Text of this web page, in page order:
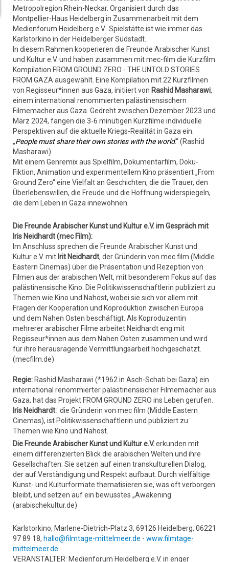
Metropolregion Rhein-Neckar. Organisiert durch das
Montpellier-Haus Heidelberg in Zusammenarbeit mit dem
Medienforum Heidelberg e.V.. Spielstätte ist wie immer das
Karlstorkino in der Heidelberger Südstadt.
In diesem Rahmen kooperieren die Freunde Arabischer Kunst
und Kultur e.V. und haben zusammen mit mec-film die Kurzfilm
Kompilation FROM GROUND ZERO - THE UNTOLD STORIES
FROM GAZA ausgewählt. Eine Kompilation mit 22 Kurzfilmen
von Regisseur*innen aus Gaza, initiiert von Rashid Masharawi,
einem international renommierten palästinensischern
Filmemacher aus Gaza. Gedreht zwischen Dezember 2023 und
März 2024, fangen die 3-6 minütigen Kurzfilme individuelle
Perspektiven auf die aktuelle Kriegs-Realität in Gaza ein.
„People must share their own stories with the world.“ (Rashid
Masharawi)
Mit einem Genremix aus Spielfilm, Dokumentarfilm, Doku-
Fiktion, Animation und experimentellem Kino präsentiert „From
Ground Zero“ eine Vielfalt an Geschichten, die die Trauer, den
Überlebenswillen, die Freude und die Hoffnung widerspiegeln,
die dem Leben in Gaza innewohnen.
Die Freunde Arabischer Kunst und Kultur e.V. im Gespräch mit
Iris Neidhardt (mec Film):
Im Anschluss sprechen die Freunde Arabischer Kunst und
Kultur e.V. mit Irit Neidhardt, der Gründerin von mec film (Middle
Eastern Cinemas) über die Präsentation und Rezeption von
Filmen aus der arabischen Welt, mit besonderem Fokus auf das
palästinensische Kino. Die Politikwissenschaftlerin publiziert zu
Themen wie Kino und Nahost, wobei sie sich vor allem mit
Fragen der Kooperation und Koproduktion zwischen Europa
und dem Nahen Osten beschäftigt. Als Koproduzentin
mehrerer arabischer Filme arbeitet Neidhardt eng mit
Regisseur*innen aus dem Nahen Osten zusammen und wird
für ihre herausragende Vermittlungsarbeit hochgeschätzt.
(mecfilm.de)
Regie: Rashid Masharawi (*1962 in Asch-Schati bei Gaza) ein
international renommierter palästinensischer Filmemacher aus
Gaza, hat das Projekt FROM GROUND ZERO ins Leben gerufen.
Iris Neidhardt: die Gründerin von mec film (Middle Eastern
Cinemas), ist Politikwissenschaftlerin und publiziert zu
Themen wie Kino und Nahost.
Die Freunde Arabischer Kunst und Kultur e.V.erkunden mit
einem differenzierten Blick die arabischen Welten und ihre
Gesellschaften. Sie setzen auf einen transkulturellen Dialog,
der auf Verständigung und Respekt aufbaut. Durch vielfältige
Kunst- und Kulturformate thematisieren sie, was oft verborgen
bleibt, und setzen auf ein bewusstes „Awakening
(arabischekultur.de)
Karlstorkino, Marlene-Dietrich-Platz 3, 69126 Heidelberg, 06221
97 89 18, hallo@filmtage-mittelmeer.de - www.filmtage-
mittelmeer.de
VERANSTALTER: Medienforum Heidelberg e.V. in enger